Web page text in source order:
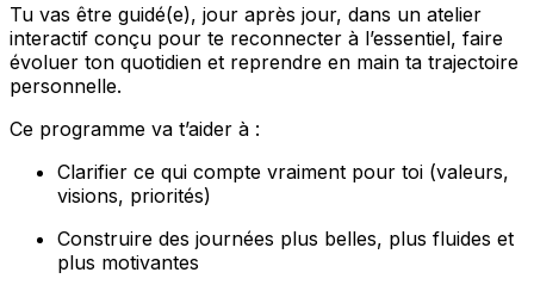
Tu vas être guidé(e), jour après jour, dans un atelier
interactif conçu pour te reconnecter à l’essentiel, faire
évoluer ton quotidien et reprendre en main ta trajectoire
personnelle.
Ce programme va t’aider à :
Clarifier ce qui compte vraiment pour toi (valeurs,
visions, priorités)
Construire des journées plus belles, plus fluides et
plus motivantes